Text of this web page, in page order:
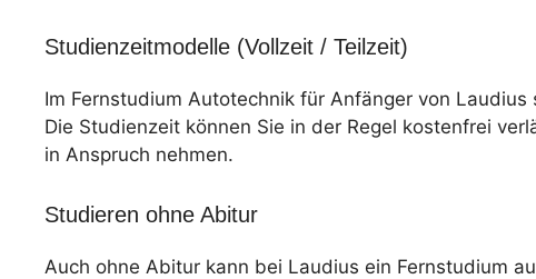
Studienzeitmodelle (Vollzeit / Teilzeit)
Im Fernstudium Autotechnik für Anfänger von
Die Studienzeit können Sie in der Regel kostenfrei
in Anspruch nehmen.
Studieren ohne Abitur
Auch ohne Abitur kann bei Laudius ein Fernstudium